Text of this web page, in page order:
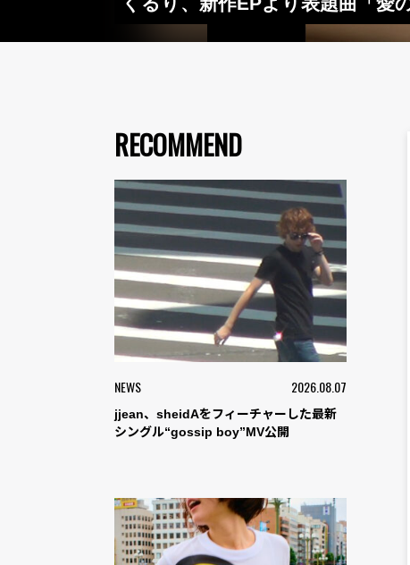
RECOMMEND
NEWS 2026.08.07
jjean、sheidAをフィーチャーした最新
シングル“gossip boy”MV公開